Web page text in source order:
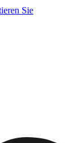
Sie